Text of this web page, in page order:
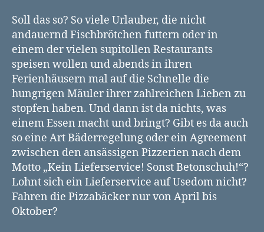
Soll das so? So viele Urlauber, die nicht
andauernd Fischbrötchen futtern oder in
einem der vielen supitollen Restaurants
speisen wollen und abends in ihren
Ferienhäusern mal auf die Schnelle die
hungrigen Mäuler ihrer zahlreichen Lieben zu
stopfen haben. Und dann ist da nichts, was
einem Essen macht und bringt? Gibt es da auch
so eine Art Bäderregelung oder ein Agreement
zwischen den ansässigen Pizzerien nach dem
Motto „Kein Lieferservice! Sonst Betonschuh!“?
Lohnt sich ein Lieferservice auf Usedom nicht?
Fahren die Pizzabäcker nur von April bis
Oktober?